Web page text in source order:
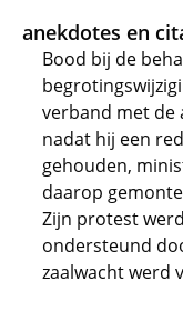
anekdotes en
Bood bij de
verband met de
nadat hij een
gehouden,
daarop
Zijn protest
ondersteund
zaalwacht werd